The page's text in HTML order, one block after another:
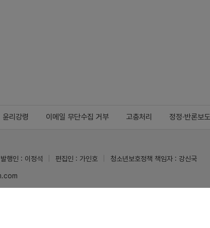
윤리강령 이메일 무단수집 거부 고충처리 정정·반론보도
발행인 : 이정석 편집인 : 가인호
청소년보호정책 책임자 : 강신국